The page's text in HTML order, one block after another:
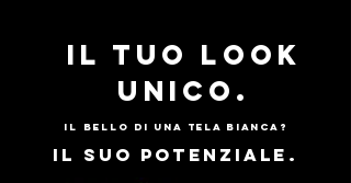
il tuo look
unico.
Il bello di una tela bianca?
il suo potenziale.